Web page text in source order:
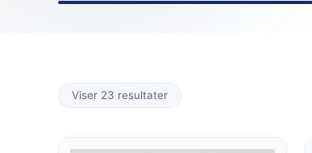
Viser 23 resultater